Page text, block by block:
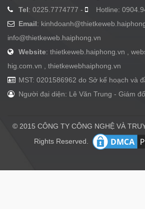
Tel: 0225.7774777 -
Hotline:
Email:
info@thietkeweb.haiphong.vn
Website: thietkeweb.haiphong.vn ,
hig.com.vn , thietkewebhaiphong.vn
MST: 0201586962 do Sở kế hoạch và
Người đại diện: Lê Văn Trung - Giám
© 2015 CÔNG TY CÔNG NGHỆ VÀ
Rights Reserved.